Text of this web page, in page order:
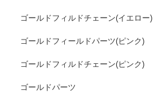
ゴールドフィルドチェーン(イエロー)
ゴールドフィールドパーツ(ピンク)
ゴールドフィルドチェーン(ピンク)
ゴールドパーツ